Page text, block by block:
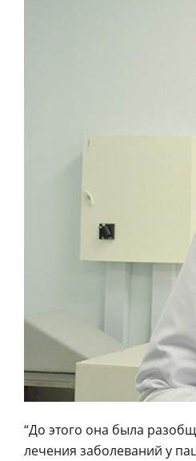
“До этого она была
лечения заболеваний у